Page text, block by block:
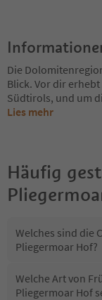
Die
Blick. Vor dir
Südtirols, und um
Lies mehr
Häufig
Welches sind die
Pliegermoar Hof?
Welche Art von
Pliegermoar Hof